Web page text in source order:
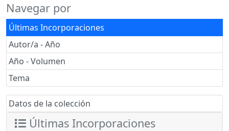
Navegar por
Últimas Incorporaciones
Autor/a - Año
Año - Volumen
Tema
Datos de la colección
Últimas Incorporaciones